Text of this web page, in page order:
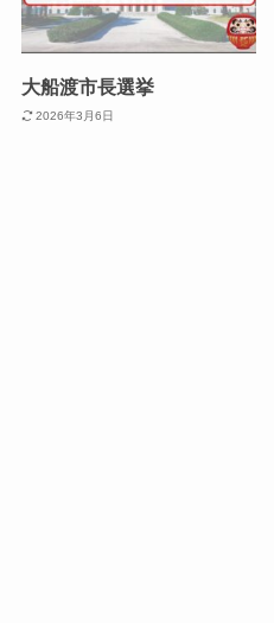
大船渡市長選挙
2026年3月6日